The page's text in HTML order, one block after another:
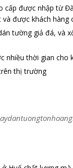
cấp được nhập từ
được khách hàng
tường giả đá, và
nhiều thời gian cho
thị trường